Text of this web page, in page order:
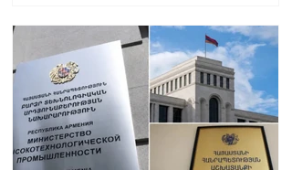
Կոնստանտին Սոկոլովին